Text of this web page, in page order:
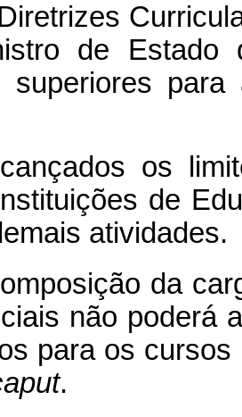
de Estado
superiores
os
de
atividades.
da
não poderá
para os
.